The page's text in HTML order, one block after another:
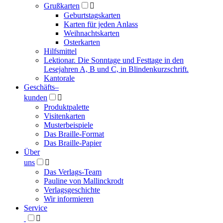
Grußkarten

Geburtstagskarten
Karten für jeden Anlass
Weihnachtskarten
Osterkarten
Hilfsmittel
Lektionar. Die Sonntage und Festtage in den
Lesejahren A, B und C, in Blindenkurzschrift.
Kantorale
Geschäfts­–
kunden

Produktpalette
Visitenkarten
Musterbeispiele
Das Braille-Format
Das Braille-Papier
Über
uns

Das Verlags-Team
Pauline von Mallinckrodt
Verlagsgeschichte
Wir informieren
Service
